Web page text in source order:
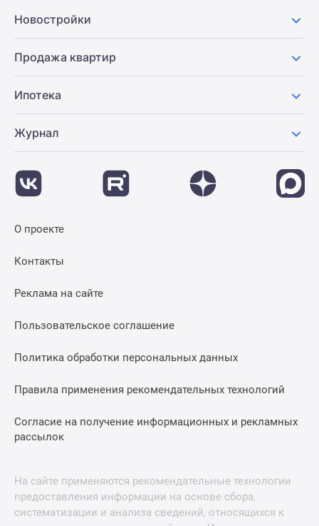
Новостройки
Продажа квартир
Ипотека
Журнал
О проекте
Контакты
Реклама на сайте
Пользовательское соглашение
Политика обработки персональных данных
Правила применения рекомендательных технологий
Согласие на получение информационных и рекламных
рассылок
На сайте применяются рекомендательные технологии
предоставления информации на основе сбора,
систематизации и анализа сведений, относящихся к